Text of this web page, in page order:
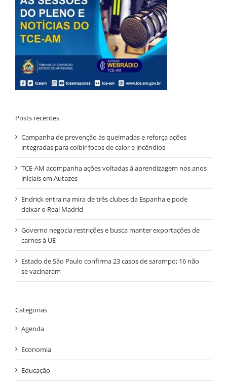
Posts recentes
Campanha de prevenção às queimadas e reforça ações
integradas para coibir focos de calor e incêndios
TCE-AM acompanha ações voltadas à aprendizagem nos anos
iniciais em Autazes
Endrick entra na mira de três clubes da Espanha e pode
deixar o Real Madrid
Governo negocia restrições e busca manter exportações de
carnes à UE
Estado de São Paulo confirma 23 casos de sarampo; 16 não
se vacinaram
Categorias
Agenda
Economia
Educação